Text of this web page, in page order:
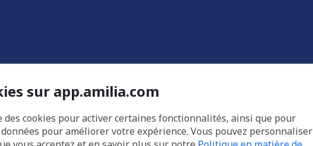
sur app.amilia.com
cookies pour activer certaines fonctionnalités, ainsi que pour
pour améliorer votre expérience. Vous pouvez personnaliser